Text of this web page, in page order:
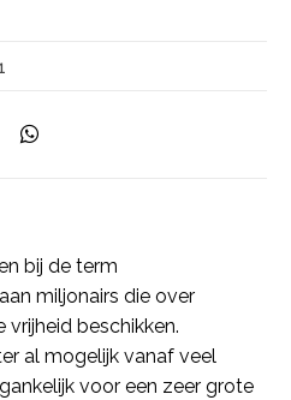
bij de term
miljonairs die over
beschikken.
al mogelijk vanaf veel
voor een zeer grote